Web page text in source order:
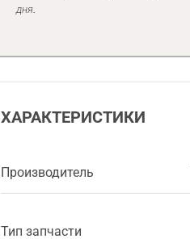
дня.
ХАРАКТЕРИСТИКИ
Производитель
Тип запчасти